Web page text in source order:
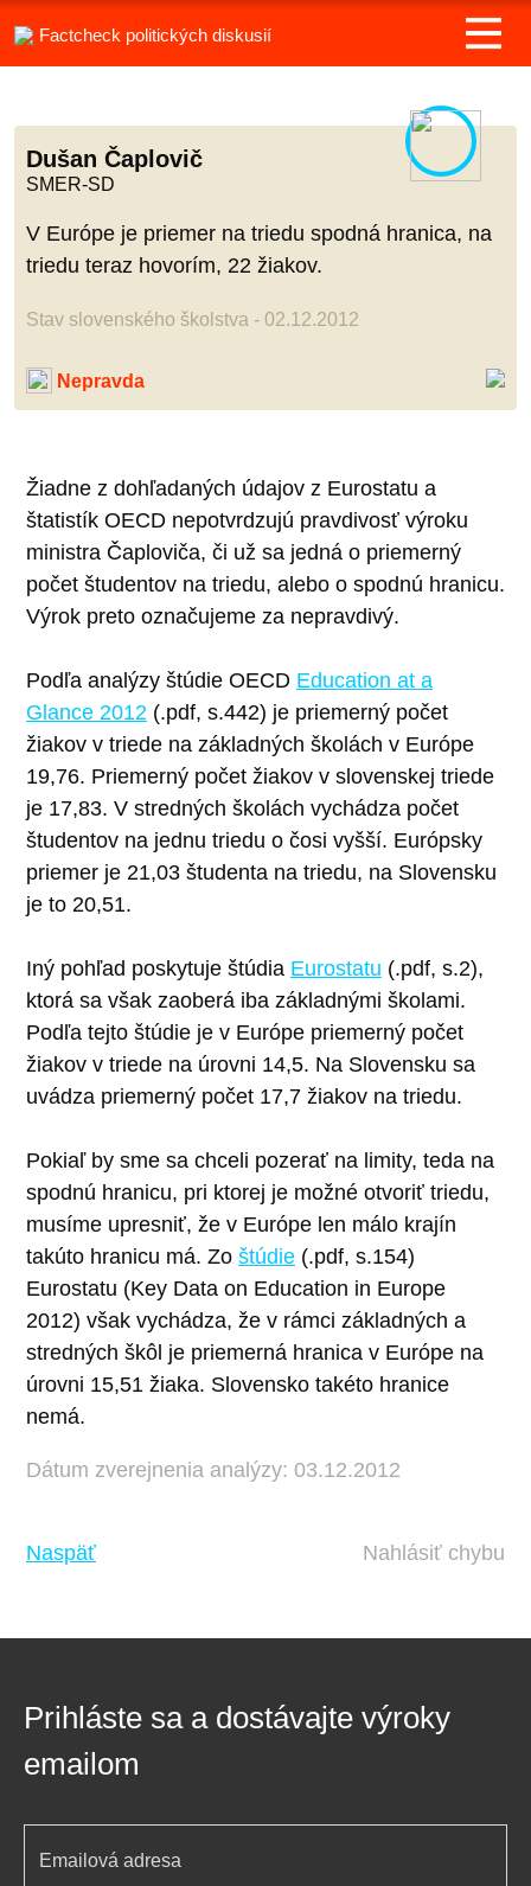
Factcheck politických diskusií
Dušan Čaplovič
SMER-SD
V Európe je priemer na triedu spodná hranica, na
triedu teraz hovorím, 22 žiakov.
Stav slovenského školstva - 02.12.2012
Nepravda
Žiadne z dohľadaných údajov z Eurostatu a
štatistík OECD nepotvrdzujú pravdivosť výroku
ministra Čaploviča, či už sa jedná o priemerný
počet študentov na triedu, alebo o spodnú hranicu.
Výrok preto označujeme za nepravdivý.
Podľa analýzy štúdie OECD Education at a
Glance 2012 (.pdf, s.442) je priemerný počet
žiakov v triede na základných školách v Európe
19,76. Priemerný počet žiakov v slovenskej triede
je 17,83. V stredných školách vychádza počet
študentov na jednu triedu o čosi vyšší. Európsky
priemer je 21,03 študenta na triedu, na Slovensku
je to 20,51.
Iný pohľad poskytuje štúdia Eurostatu (.pdf, s.2),
ktorá sa však zaoberá iba základnými školami.
Podľa tejto štúdie je v Európe priemerný počet
žiakov v triede na úrovni 14,5. Na Slovensku sa
uvádza priemerný počet 17,7 žiakov na triedu.
Pokiaľ by sme sa chceli pozerať na limity, teda na
spodnú hranicu, pri ktorej je možné otvoriť triedu,
musíme upresniť, že v Európe len málo krajín
takúto hranicu má. Zo štúdie (.pdf, s.154)
Eurostatu (Key Data on Education in Europe
2012) však vychádza, že v rámci základných a
stredných škôl je priemerná hranica v Európe na
úrovni 15,51 žiaka. Slovensko takéto hranice
nemá.
Dátum zverejnenia analýzy: 03.12.2012
Naspäť Nahlásiť chybu
Prihláste sa a dostávajte výroky
emailom